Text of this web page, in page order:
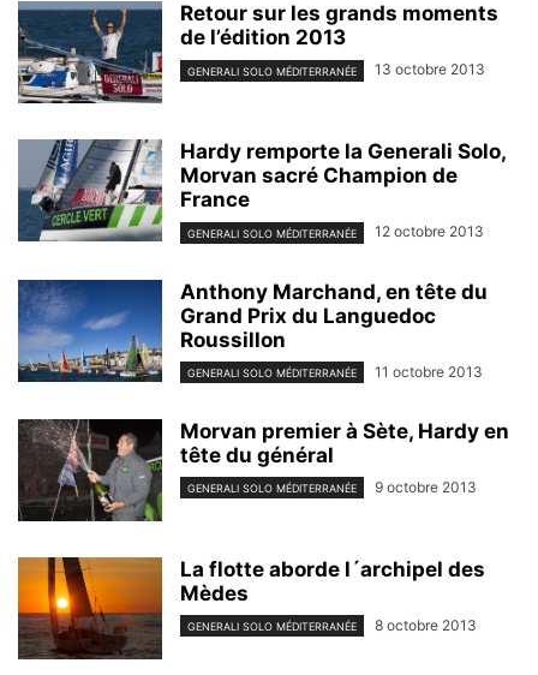
Retour sur les grands moments
de l’édition 2013
GENERALI SOLO MÉDITERRANÉE 13 octobre 2013
Hardy remporte la Generali Solo,
Morvan sacré Champion de
France
GENERALI SOLO MÉDITERRANÉE 12 octobre 2013
Anthony Marchand, en tête du
Grand Prix du Languedoc
Roussillon
GENERALI SOLO MÉDITERRANÉE 11 octobre 2013
Morvan premier à Sète, Hardy en
tête du général
GENERALI SOLO MÉDITERRANÉE 9 octobre 2013
La flotte aborde l´archipel des
Mèdes
GENERALI SOLO MÉDITERRANÉE 8 octobre 2013